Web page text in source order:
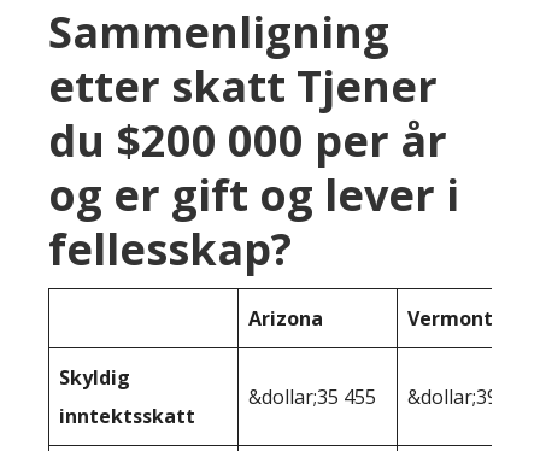
Sammenligning
etter skatt Tjener
du $200 000 per år
og er gift og lever i
fellesskap?
Arizona Vermont
Skyldig
inntektsskatt
&dollar;35 455 &dollar;39,233